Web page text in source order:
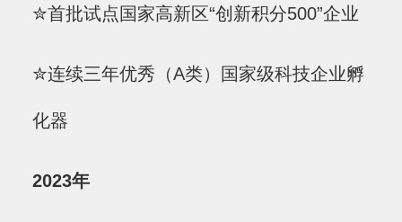
✮首批试点国家高新区“创新积分500”企业
✮连续三年优秀（A类）国家级科技企业孵
化器
2023年